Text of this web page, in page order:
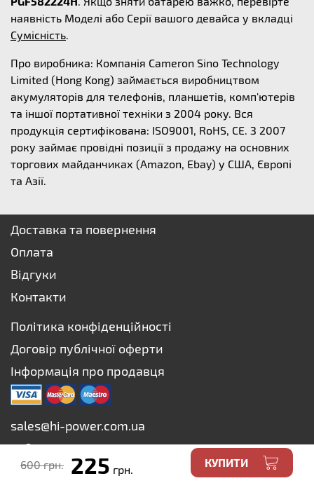
600 грн. 225 грн.
КУПИТИ
наявність Моделі або Серії вашого девайса у вкладці
Сумісність.
Про виробника: Компанія Cameron Sino Technology
Limited (Hong Kong) займається виробництвом
акумуляторів для телефонів, планшетів, комп'ютерів
та іншої портативної техніки з 2004 року. Вся
продукція сертифікована: ISO9001, RoHS, CE. З 2007
року займає провідні позиції з продажу на основних
торгових майданчиках (Amazon, Ebay) у США, Європі
та Азії.
Доставка та повернення
Оплата
Відгуки
Контакти
Політика конфіденційності
Договір публічної оферти
Інформація про продавця
sales@hi-power.com.ua
+38 073 627-75-73
+38 067 627-75-73